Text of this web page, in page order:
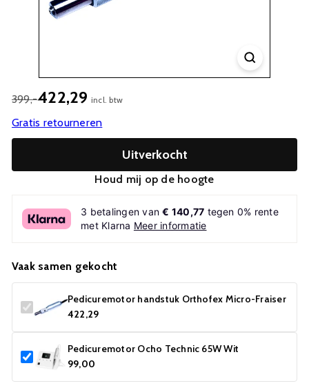
399,-422,29 incl. btw
Gratis retourneren
Uitverkocht
Houd mij op de hoogte
3 betalingen van€ 140,77 tegen 0% rente
met Klarna Meer informatie
Vaak samen gekocht
Pedicuremotor handstuk Orthofex Micro-Fraiser
422,29
Pedicuremotor Ocho Technic 65W Wit
99,00